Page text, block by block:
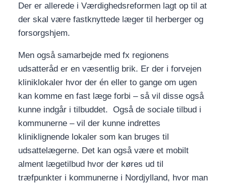
Der er allerede i Værdighedsreformen lagt op til at
der skal være fastknyttede læger til herberger og
forsorgshjem.
Men også samarbejde med fx regionens
udsatteråd er en væsentlig brik. Er der i forvejen
kliniklokaler hvor der én eller to gange om ugen
kan komme en fast læge forbi – så vil disse også
kunne indgår i tilbuddet. Også de sociale tilbud i
kommunerne – vil der kunne indrettes
kliniklignende lokaler som kan bruges til
udsattelægerne. Det kan også være et mobilt
alment lægetilbud hvor der køres ud til
træfpunkter i kommunerne i Nordjylland, hvor man